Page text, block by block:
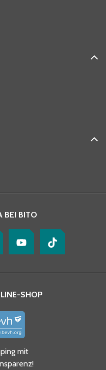
gelesen
BEI BITO
SHOP
mit